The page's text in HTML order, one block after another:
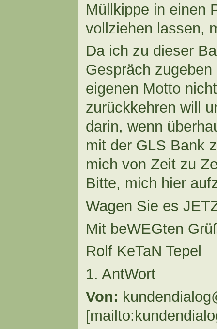
Müllkippe in einen
vollziehen lassen,
Da ich zu dieser
Gespräch
eigenen Motto
zurückkehren will
darin, wenn
mit der GLS Bank
mich von Zeit zu
Bitte, mich hier
Wagen Sie es
Mit beWEGten
Rolf KeTaN Tepel
1. AntWort
Von: